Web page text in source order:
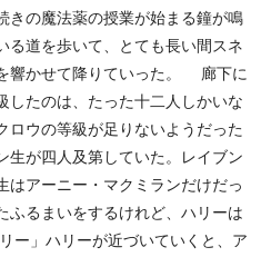
きの魔法薬の授業が始まる鐘が鳴
る道を歩いて、とても長い間スネ
響かせて降りていった。 廊下に
したのは、たった十二人しかいな
ロウの等級が足りないようだった
生が四人及第していた。レイブン
はアーニー・マクミランだけだっ
ふるまいをするけれど、ハリーは
」ハリーが近づいていくと、ア